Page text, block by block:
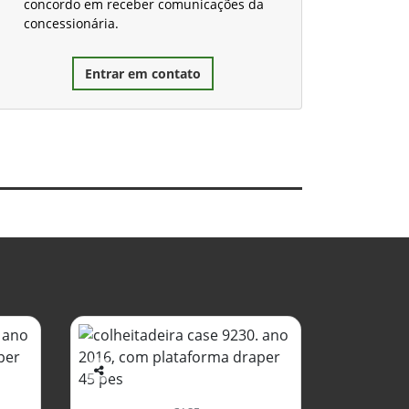
concordo em receber comunicações da
concessionária.
Entrar em contato
Co